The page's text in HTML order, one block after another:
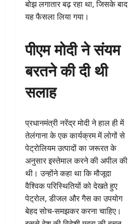
बोझ लगातार बढ़ रहा था, जिसके बाद
यह फैसला लिया गया।
पीएम मोदी ने संयम
बरतने की दी थी
सलाह
प्रधानमंत्री नरेंद्र मोदी ने हाल ही में
तेलंगाना के एक कार्यक्रम में लोगों से
पेट्रोलियम उत्पादों का जरूरत के
अनुसार इस्तेमाल करने की अपील की
थी। उन्होंने कहा था कि मौजूदा
वैश्विक परिस्थितियों को देखते हुए
पेट्रोल, डीजल और गैस का उपयोग
बेहद सोच-समझकर करना चाहिए।